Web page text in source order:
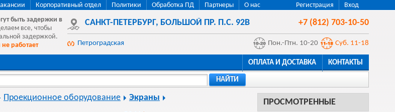
Регистрация Вход
Корпоративный отдел Политики Обработка ПД Партнеры
О нас
быть задержки в
все, чтобы
задержкой.
работает
САНКТ-ПЕТЕРБУРГ, БОЛЬШОЙ ПР. П.С. 92В +7 (812) 703-10-50
Петроградская Пон.-Птн. 10-20 Суб. 11-18
ОПЛАТА И ДОСТАВКА КОНТАКТЫ
НАЙТИ
ПРОСМОТРЕННЫЕ
Проекционное оборудование Экраны